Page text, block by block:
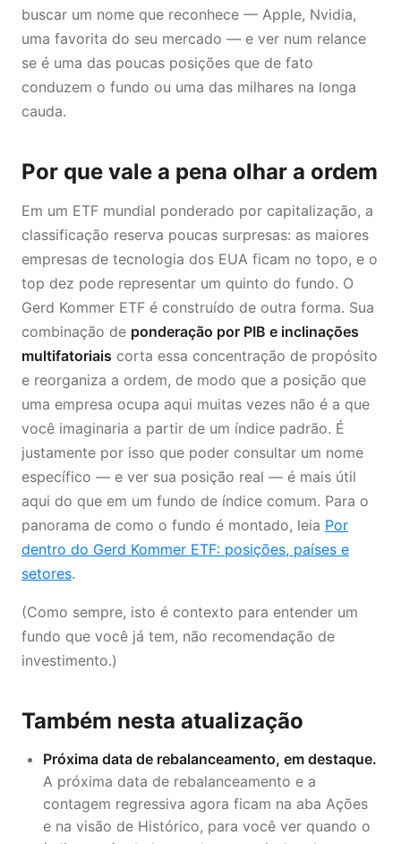
buscar um nome que reconhece — Apple, Nvidia,
uma favorita do seu mercado — e ver num relance
se é uma das poucas posições que de fato
conduzem o fundo ou uma das milhares na longa
cauda.
Por que vale a pena olhar a ordem
Em um ETF mundial ponderado por capitalização, a
classificação reserva poucas surpresas: as maiores
empresas de tecnologia dos EUA ficam no topo, e o
top dez pode representar um quinto do fundo. O
Gerd Kommer ETF é construído de outra forma. Sua
combinação de ponderação por PIB e inclinações
multifatoriais corta essa concentração de propósito
e reorganiza a ordem, de modo que a posição que
uma empresa ocupa aqui muitas vezes não é a que
você imaginaria a partir de um índice padrão. É
justamente por isso que poder consultar um nome
específico — e ver sua posição real — é mais útil
aqui do que em um fundo de índice comum. Para o
panorama de como o fundo é montado, leia Por
dentro do Gerd Kommer ETF: posições, países e
setores.
(Como sempre, isto é contexto para entender um
fundo que você já tem, não recomendação de
investimento.)
Também nesta atualização
Próxima data de rebalanceamento, em destaque.
A próxima data de rebalanceamento e a
contagem regressiva agora ficam na aba Ações
e na visão de Histórico, para você ver quando o